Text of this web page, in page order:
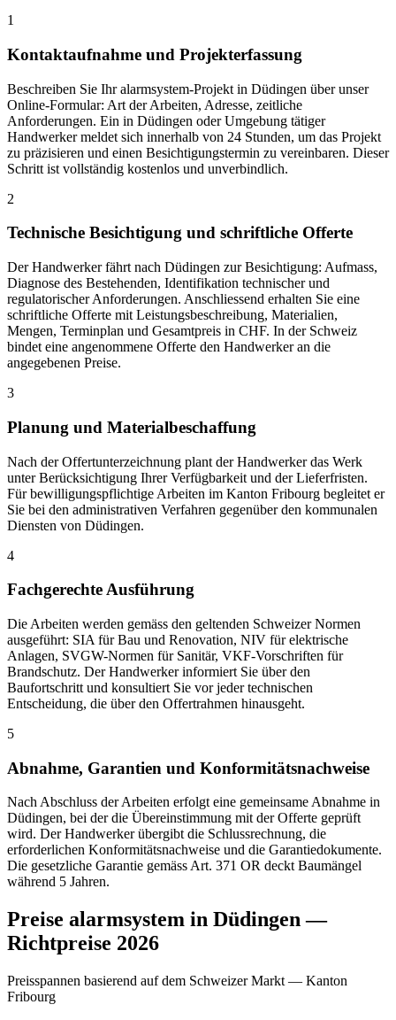
1
Kontaktaufnahme und Projekterfassung
Beschreiben Sie Ihr alarmsystem-Projekt in Düdingen über unser
Online-Formular: Art der Arbeiten, Adresse, zeitliche
Anforderungen. Ein in Düdingen oder Umgebung tätiger
Handwerker meldet sich innerhalb von 24 Stunden, um das Projekt
zu präzisieren und einen Besichtigungstermin zu vereinbaren. Dieser
Schritt ist vollständig kostenlos und unverbindlich.
2
Technische Besichtigung und schriftliche Offerte
Der Handwerker fährt nach Düdingen zur Besichtigung: Aufmass,
Diagnose des Bestehenden, Identifikation technischer und
regulatorischer Anforderungen. Anschliessend erhalten Sie eine
schriftliche Offerte mit Leistungsbeschreibung, Materialien,
Mengen, Terminplan und Gesamtpreis in CHF. In der Schweiz
bindet eine angenommene Offerte den Handwerker an die
angegebenen Preise.
3
Planung und Materialbeschaffung
Nach der Offertunterzeichnung plant der Handwerker das Werk
unter Berücksichtigung Ihrer Verfügbarkeit und der Lieferfristen.
Für bewilligungspflichtige Arbeiten im Kanton Fribourg begleitet er
Sie bei den administrativen Verfahren gegenüber den kommunalen
Diensten von Düdingen.
4
Fachgerechte Ausführung
Die Arbeiten werden gemäss den geltenden Schweizer Normen
ausgeführt: SIA für Bau und Renovation, NIV für elektrische
Anlagen, SVGW-Normen für Sanitär, VKF-Vorschriften für
Brandschutz. Der Handwerker informiert Sie über den
Baufortschritt und konsultiert Sie vor jeder technischen
Entscheidung, die über den Offertrahmen hinausgeht.
5
Abnahme, Garantien und Konformitätsnachweise
Nach Abschluss der Arbeiten erfolgt eine gemeinsame Abnahme in
Düdingen, bei der die Übereinstimmung mit der Offerte geprüft
wird. Der Handwerker übergibt die Schlussrechnung, die
erforderlichen Konformitätsnachweise und die Garantiedokumente.
Die gesetzliche Garantie gemäss Art. 371 OR deckt Baumängel
während 5 Jahren.
Preise alarmsystem in Düdingen —
Richtpreise 2026
Preisspannen basierend auf dem Schweizer Markt — Kanton
Fribourg